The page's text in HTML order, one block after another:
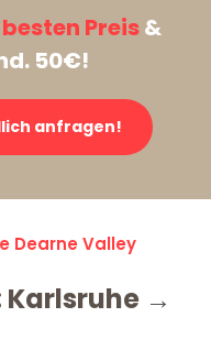
besten Preis&
50€!
anfragen!
Dearne Valley
Karlsruhe →